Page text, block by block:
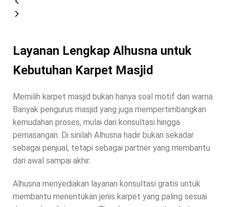
Layanan Lengkap Alhusna untuk
Kebutuhan Karpet Masjid
Memilih karpet masjid bukan hanya soal motif dan warna.
Banyak pengurus masjid yang juga mempertimbangkan
kemudahan proses, mulai dari konsultasi hingga
pemasangan. Di sinilah Alhusna hadir bukan sekadar
sebagai penjual, tetapi sebagai partner yang membantu
dari awal sampai akhir.
Alhusna menyediakan layanan konsultasi gratis untuk
membantu menentukan jenis karpet yang paling sesuai